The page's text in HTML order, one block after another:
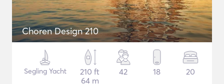
Choren Design 210
Segling Yacht
210 ft
64 m
42 18 20